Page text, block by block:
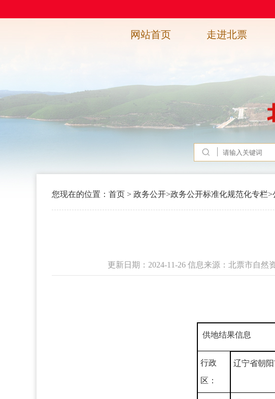
网站首页 走进北票
您现在的位置： 首页 > 政务公开>政务公开标准化规范化专栏>
更新日期：2024-11-26 信息来源：北票市自
供地结果信息
行政
区：
辽宁省朝